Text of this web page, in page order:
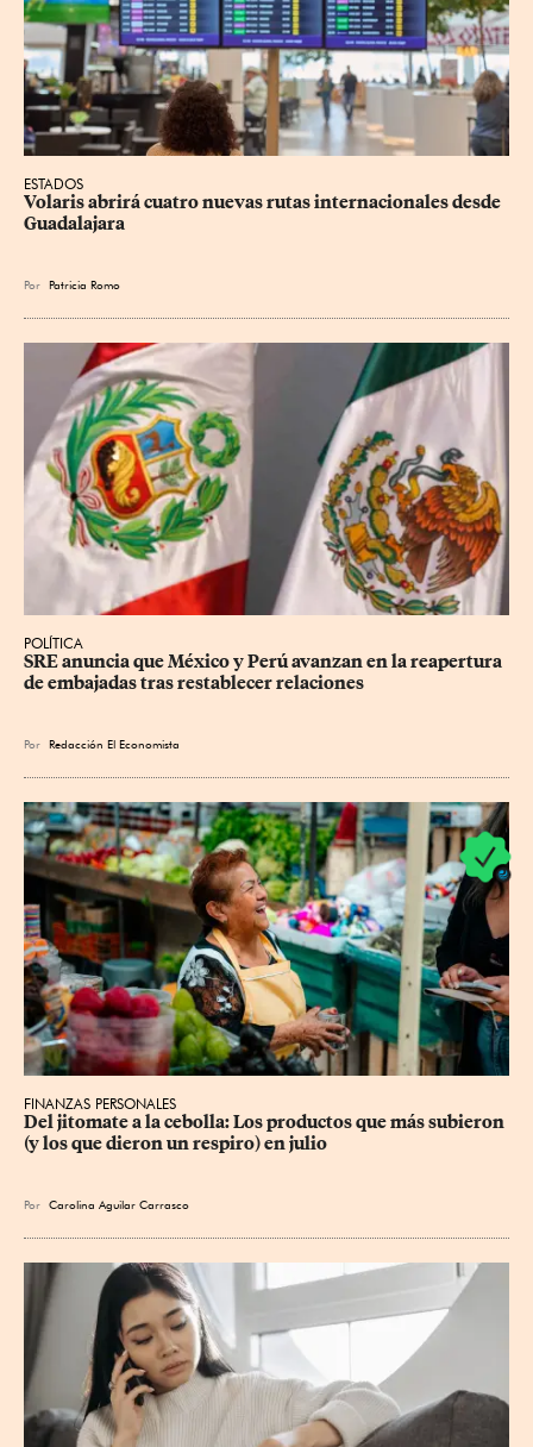
ESTADOS
Volaris abrirá cuatro nuevas rutas internacionales desde
Guadalajara
Por Patricia Romo
POLÍTICA
SRE anuncia que México y Perú avanzan en la reapertura
de embajadas tras restablecer relaciones
Por Redacción El Economista
FINANZAS PERSONALES
Del jitomate a la cebolla: Los productos que más subieron
(y los que dieron un respiro) en julio
Por Carolina Aguilar Carrasco